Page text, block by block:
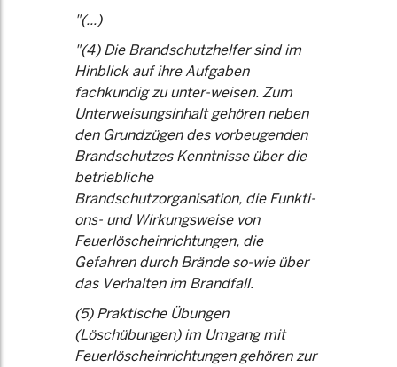
"(...)
"(4) Die Brandschutzhelfer sind im
Hinblick auf ihre Aufgaben
fachkundig zu unter-weisen. Zum
Unterweisungsinhalt gehören neben
den Grundzügen des vorbeugenden
Brandschutzes Kenntnisse über die
betriebliche
Brandschutzorganisation, die Funkti-
ons- und Wirkungsweise von
Feuerlöscheinrichtungen, die
Gefahren durch Brände so-wie über
das Verhalten im Brandfall.
(5) Praktische Übungen
(Löschübungen) im Umgang mit
Feuerlöscheinrichtungen gehören zur